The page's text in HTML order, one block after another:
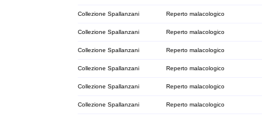
Collezione Spallanzani Reperto malacologico
Collezione Spallanzani Reperto malacologico
Collezione Spallanzani Reperto malacologico
Collezione Spallanzani Reperto malacologico
Collezione Spallanzani Reperto malacologico
Collezione Spallanzani Reperto malacologico